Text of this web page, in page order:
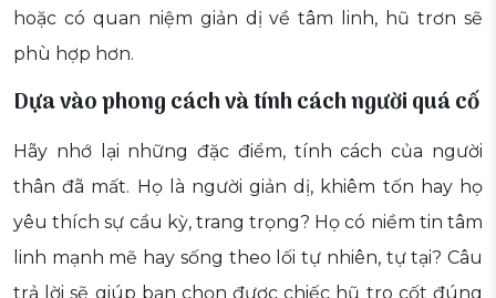
hoặc có quan niệm giản dị về tâm linh, hũ trơn sẽ
phù hợp hơn.
Dựa vào phong cách và tính cách người quá cố
Hãy nhớ lại những đặc điểm, tính cách của người
thân đã mất. Họ là người giản dị, khiêm tốn hay họ
yêu thích sự cầu kỳ, trang trọng? Họ có niềm tin tâm
linh mạnh mẽ hay sống theo lối tự nhiên, tự tại? Câu
trả lời sẽ giúp bạn chọn được chiếc hũ tro cốt đúng